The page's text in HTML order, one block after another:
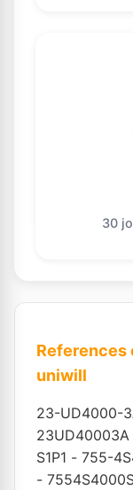
30
uniwill
23-UD4000-
23UD40003A
S1P1 - 755-
-